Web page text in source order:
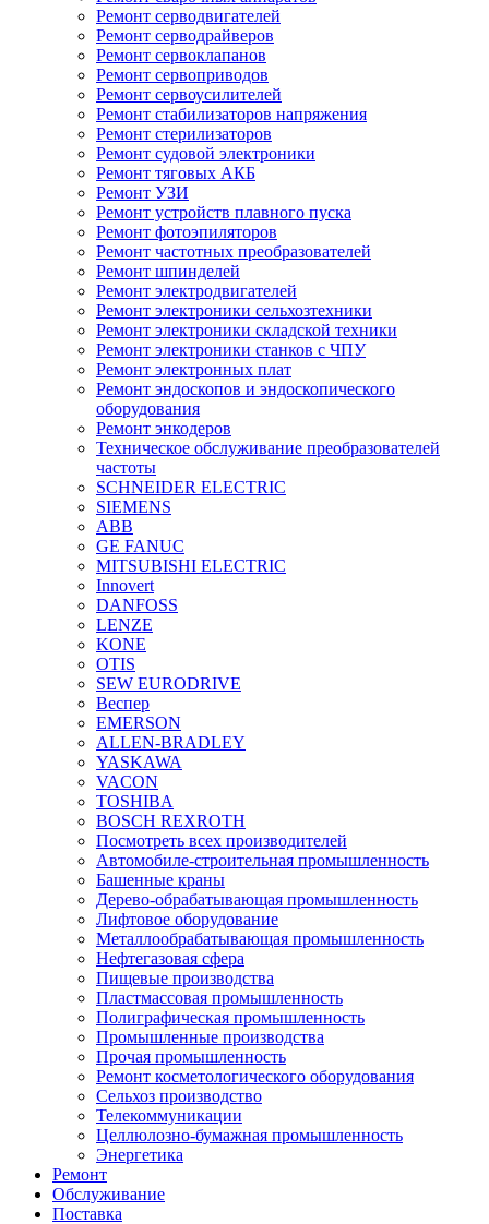
Ремонт серводвигателей
Ремонт серводрайверов
Ремонт сервоклапанов
Ремонт сервоприводов
Ремонт сервоусилителей
Ремонт стабилизаторов напряжения
Ремонт стерилизаторов
Ремонт судовой электроники
Ремонт тяговых АКБ
Ремонт УЗИ
Ремонт устройств плавного пуска
Ремонт фотоэпиляторов
Ремонт частотных преобразователей
Ремонт шпинделей
Ремонт электродвигателей
Ремонт электроники сельхозтехники
Ремонт электроники складской техники
Ремонт электроники станков с ЧПУ
Ремонт электронных плат
Ремонт эндоскопов и эндоскопического
оборудования
Ремонт энкодеров
Техническое обслуживание преобразователей
частоты
SCHNEIDER ELECTRIC
SIEMENS
ABB
GE FANUC
MITSUBISHI ELECTRIC
Innovert
DANFOSS
LENZE
KONE
OTIS
SEW EURODRIVE
Веспер
EMERSON
ALLEN-BRADLEY
YASKAWA
VACON
TOSHIBA
BOSCH REXROTH
Посмотреть всех производителей
Автомобиле-строительная промышленность
Башенные краны
Дерево-обрабатывающая промышленность
Лифтовое оборудование
Металлообрабатывающая промышленность
Нефтегазовая сфера
Пищевые производства
Пластмассовая промышленность
Полиграфическая промышленность
Промышленные производства
Прочая промышленность
Ремонт косметологического оборудования
Сельхоз производство
Телекоммуникации
Целлюлозно-бумажная промышленность
Энергетика
Ремонт
Обслуживание
Поставка